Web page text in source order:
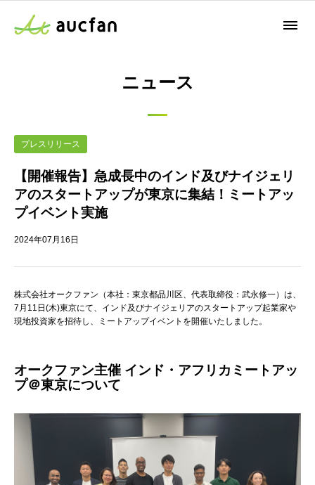
ニュース
プレスリリース
【開催報告】急成長中のインド及びナイジェリ
アのスタートアップが東京に集結！ミートアッ
プイベント実施
2024年07月16日
株式会社オークファン（本社：東京都品川区、代表取締役：武永修一）は、
7月11日(木)東京にて、インド及びナイジェリアのスタートアップ起業家や
現地投資家を招待し、ミートアップイベントを開催いたしました。
オークファン主催 インド・アフリカミートアッ
プ＠東京について